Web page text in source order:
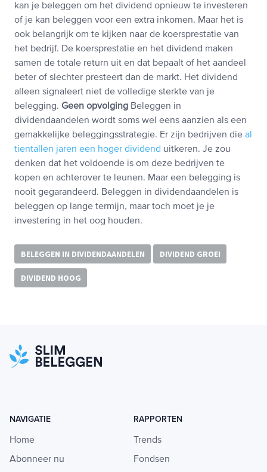
kan je beleggen om het dividend opnieuw te investeren
of je kan beleggen voor een extra inkomen. Maar het is
ook belangrijk om te kijken naar de koersprestatie van
het bedrijf. De koersprestatie en het dividend maken
samen de totale return uit en dat bepaalt of het aandeel
beter of slechter presteert dan de markt. Het dividend
alleen signaleert niet de volledige sterkte van je
belegging. Geen opvolging Beleggen in
dividendaandelen wordt soms wel eens aanzien als een
gemakkelijke beleggingsstrategie. Er zijn bedrijven die al
tientallen jaren een hoger dividend uitkeren. Je zou
denken dat het voldoende is om deze bedrijven te
kopen en achterover te leunen. Maar een belegging is
nooit gegarandeerd. Beleggen in dividendaandelen is
beleggen op lange termijn, maar toch moet je je
investering in het oog houden.
BELEGGEN IN DIVIDENDAANDELEN DIVIDEND GROEI
DIVIDEND HOOG
NAVIGATIE
Home
Abonneer nu
RAPPORTEN
Trends
Fondsen